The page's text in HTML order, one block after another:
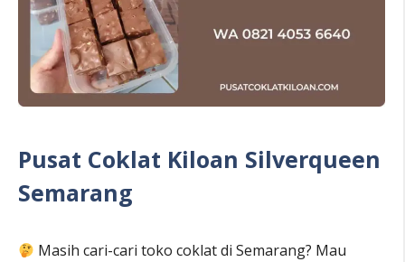
Pusat Coklat Kiloan Silverqueen
Semarang
Masih cari-cari toko coklat di Semarang? Mau